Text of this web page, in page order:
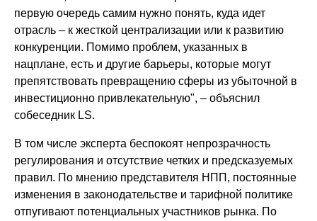
первую очередь самим нужно понять, куда идет
отрасль – к жесткой централизации или к развитию
конкуренции. Помимо проблем, указанных в
нацплане, есть и другие барьеры, которые могут
препятствовать превращению сферы из убыточной в
инвестиционно привлекательную", – объяснил
собеседник LS.
В том числе эксперта беспокоят непрозрачность
регулирования и отсутствие четких и предсказуемых
правил. По мнению представителя НПП, постоянные
изменения в законодательстве и тарифной политике
отпугивают потенциальных участников рынка. По